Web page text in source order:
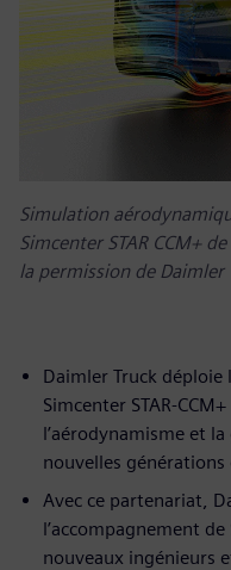
Simulation
Simcenter STAR CCM+
la permission de Daimler
Daimler Truck
Simcenter STAR-
l’aérodynamisme et
nouvelles générations
Avec ce partenariat,
l’accompagnement
nouveaux ingénieurs